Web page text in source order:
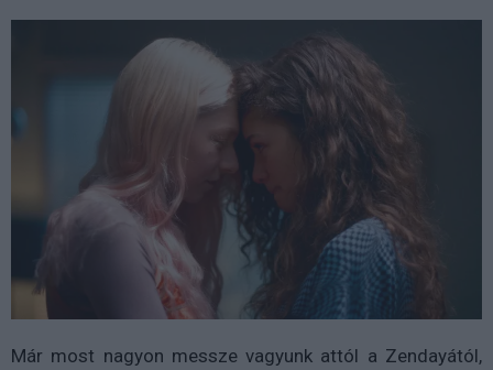
Már most nagyon messze vagyunk attól a Zendayától,